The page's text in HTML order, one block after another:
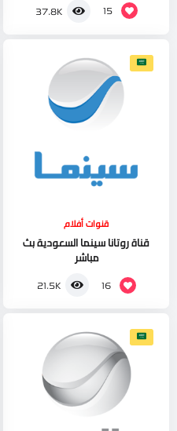
15
37.8K
قنوات أفلام
قناة روتانا سينما السعودية بث
مباشر
16
21.5K